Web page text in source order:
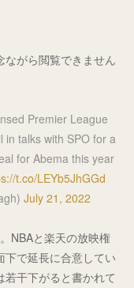
ながら閲覧できません
Premier League
in talks with SPO for a
for Abema this year
t.co/LEYb5JhGGd
July 21, 2022
NBAと楽天の放映権
で延長に合意してい
干下がると書かれて